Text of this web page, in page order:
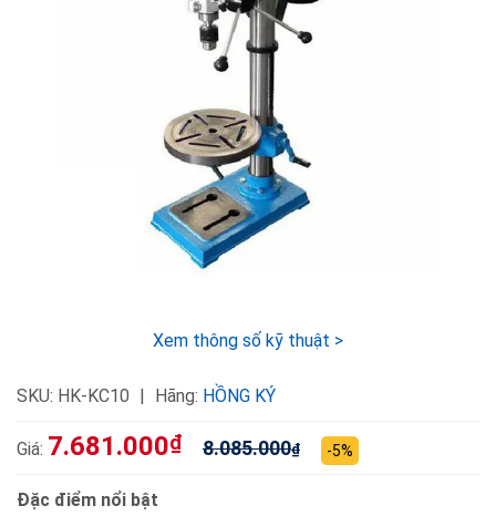
Xem thông số kỹ thuật >
SKU: HK-KC10 Hãng: HỒNG KÝ
Giá: 7.681.000₫ 8.085.000₫ -5%
Đặc điểm nổi bật